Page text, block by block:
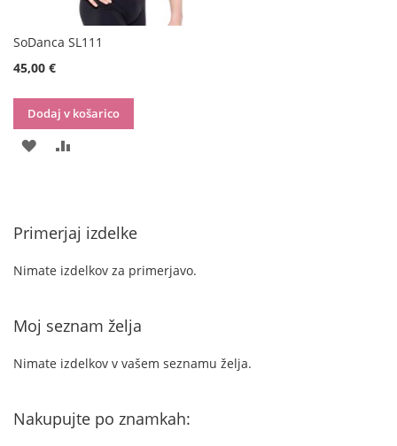
SoDanca SL111
45,00 €
Dodaj v košarico
DODAJ
ŽELJA
Primerjaj izdelke
Nimate izdelkov za primerjavo.
Moj seznam želja
Nimate izdelkov v vašem seznamu želja.
Nakupujte po znamkah: